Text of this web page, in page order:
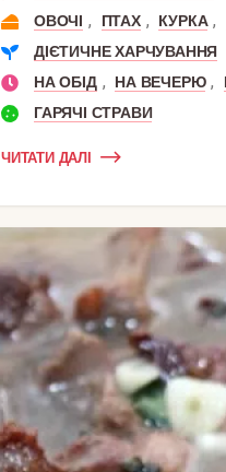
ОВОЧІ , ПТАХ , КУРКА ,
ДІЄТИЧНЕ ХАРЧУВАННЯ
НА ОБІД , НА ВЕЧЕРЮ ,
ГАРЯЧІ СТРАВИ
ЧИТАТИ ДАЛІ